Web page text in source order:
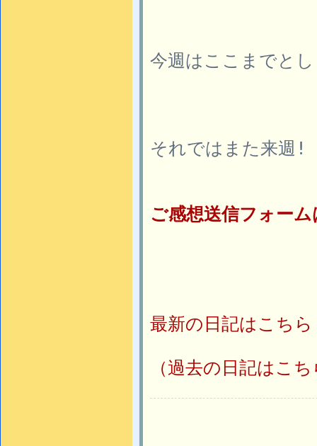
今週はここまでと
それではまた来
ご感想送信フォー
最新の日記はこちら
（過去の日記はこ